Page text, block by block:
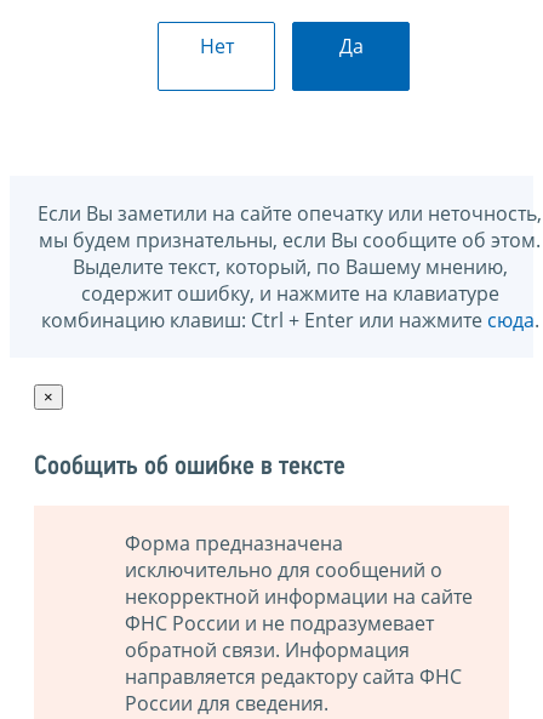
Нет Да
Если Вы заметили на сайте опечатку или неточность,
мы будем признательны, если Вы сообщите об этом.
Выделите текст, который, по Вашему мнению,
содержит ошибку, и нажмите на клавиатуре
комбинацию клавиш: Ctrl + Enter или нажмите сюда.
×
Сообщить об ошибке в тексте
Форма предназначена
исключительно для сообщений о
некорректной информации на сайте
ФНС России и не подразумевает
обратной связи. Информация
направляется редактору сайта ФНС
России для сведения.